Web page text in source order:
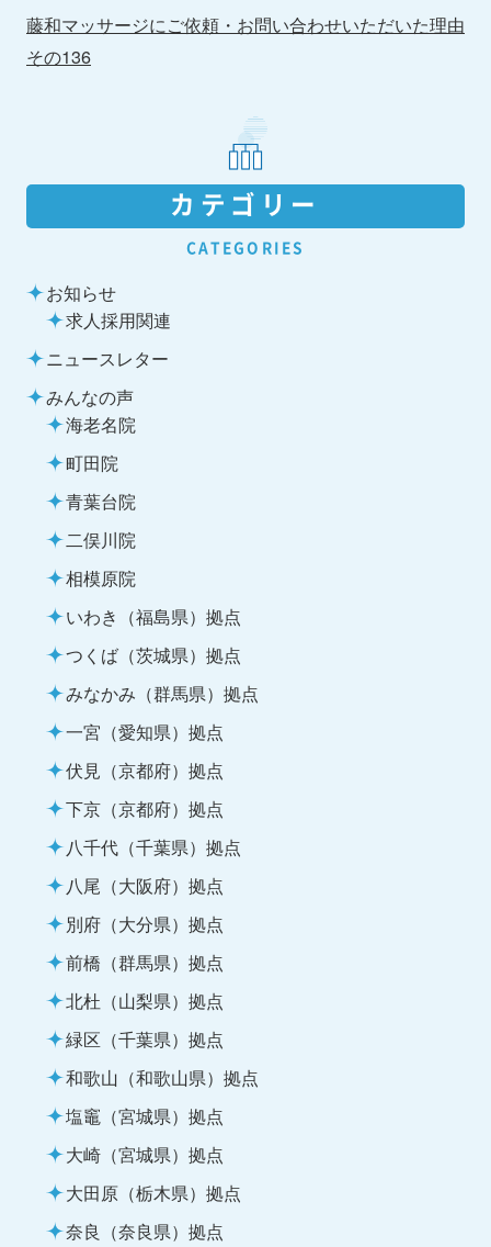
藤和マッサージにご依頼・お問い合わせいただいた理由
その136
カテゴリー
CATEGORIES
お知らせ
求人採用関連
ニュースレター
みんなの声
海老名院
町田院
青葉台院
二俣川院
相模原院
いわき（福島県）拠点
つくば（茨城県）拠点
みなかみ（群馬県）拠点
一宮（愛知県）拠点
伏見（京都府）拠点
下京（京都府）拠点
八千代（千葉県）拠点
八尾（大阪府）拠点
別府（大分県）拠点
前橋（群馬県）拠点
北杜（山梨県）拠点
緑区（千葉県）拠点
和歌山（和歌山県）拠点
塩竈（宮城県）拠点
大崎（宮城県）拠点
大田原（栃木県）拠点
奈良（奈良県）拠点